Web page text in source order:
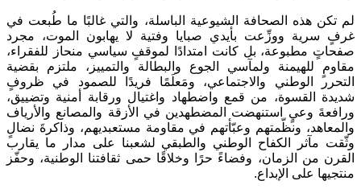
لم تكن هذه الصحافة الشيوعية الباسلة، والتي غالبًا ما طُبعت في
غرفٍ سرية ووزِّعت بأيدي صبايا وفتية لا يهابون الموت، مجرد
صفحاتٍ مطبوعة، بل كانت امتدادًا لموقفٍ سياسي منحاز للفقراء،
مقاومٍ للهيمنة ولمآسي الجوع والبطالة والتمييز، ملتزم بقضية
التحرر الوطني والاجتماعي، ومَعلَمًا فريدًا للصمود في ظروفٍ
شديدة القسوة، من قمع واضطهاد واغتيال ورقابة أمنية وتضييق،
ورافعةَ وعيٍ استنهضت المضطهدين في الأزقة والمصانع والأرياف
والمعاهد، ونظّمتهم وعبّأتهم في مقاومة مستعبديهم، وذاكرةَ نضالٍ
وثّقت مآثر الكفاح الوطني والطبقي لشعبنا على مدار ما يقارب
القرن من الزمان، وفضاءً حرًا وخلاقًا حمى ثقافتنا الوطنية، وحفّز
منتجيها على الإبداع.